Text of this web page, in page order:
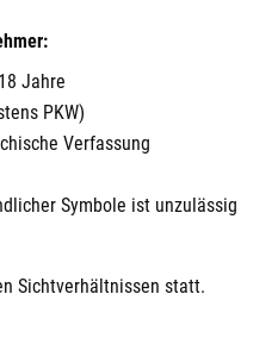
Jahre
PKW)
Verfassung
Symbole ist unzulässig
Sichtverhältnissen statt.